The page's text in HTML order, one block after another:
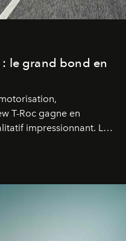
: le grand bond en
T-Roc gagne en
impressionnant. Le
Et le pari semble